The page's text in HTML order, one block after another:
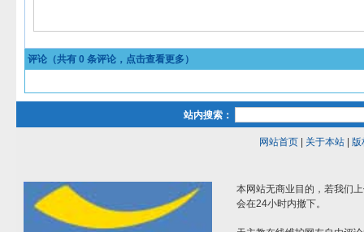
评论（共有 0 条评论，点击查看更多）
站内搜索：
网站首页| 关于本站| 版
本网站无商业目的，若我们
会在24小时内撤下。